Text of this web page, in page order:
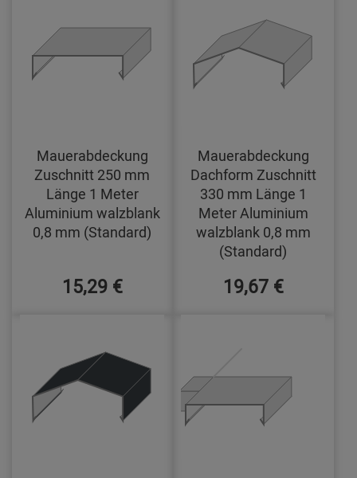
Mauerabdeckung
Zuschnitt 250 mm
Länge 1 Meter
Aluminium walzblank
0,8 mm (Standard)
15,29 €
Mauerabdeckung
Dachform Zuschnitt
330 mm Länge 1
Meter Aluminium
walzblank 0,8 mm
(Standard)
19,67 €